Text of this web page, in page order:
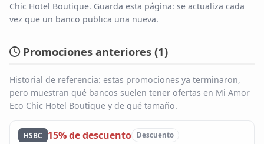
Blog
Infinito
Chic Hotel Boutique. Guarda esta página: se actualiza cada
vez que un banco publica una nueva.
Promociones anteriores (1)
Historial de referencia: estas promociones ya terminaron,
pero muestran qué bancos suelen tener ofertas en Mi Amor
Eco Chic Hotel Boutique y de qué tamaño.
HSBC 15% de descuento Descuento